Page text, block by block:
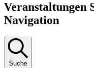
Veranstaltungen
Navigation
Suche